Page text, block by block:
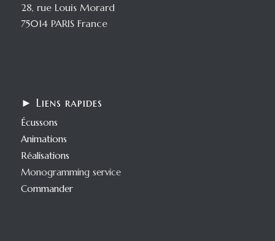
28, rue Louis Morard
75014 PARIS France
► Liens rapides
Écussons
Animations
Réalisations
Monogramming service
Commander